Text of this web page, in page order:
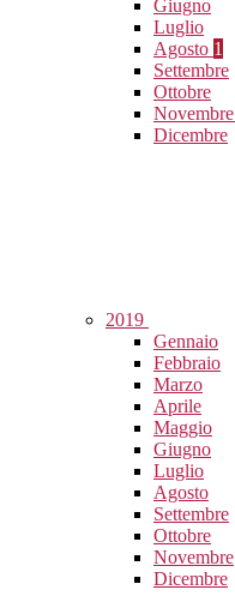
Giugno
Luglio
Agosto 1
Settembre
Ottobre
Novembre
Dicembre
2019
Gennaio
Febbraio
Marzo
Aprile
Maggio
Giugno
Luglio
Agosto
Settembre
Ottobre
Novembre
Dicembre